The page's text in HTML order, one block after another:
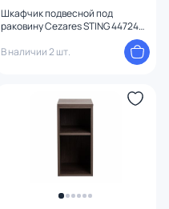
Шкафчик подвесной под
раковину Cezares STING 44724
В наличии 2 шт.